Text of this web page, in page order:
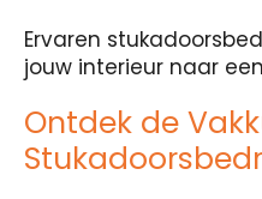
Ervaren
jouw interieur naar
Ontdek de